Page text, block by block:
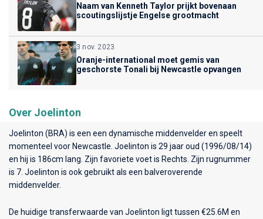
Naam van Kenneth Taylor prijkt bovenaan
scoutingslijstje Engelse grootmacht
3 nov. 2023
Oranje-international moet gemis van
geschorste Tonali bij Newcastle opvangen
Over Joelinton
Joelinton (BRA) is een een dynamische middenvelder en speelt
momenteel voor Newcastle . Joelinton is 29 jaar oud (1996/08/14)
en hij is 186cm lang. Zijn favoriete voet is Rechts. Zijn rugnummer
is 7. Joelinton is ook gebruikt als een balveroverende
middenvelder.
De huidige transferwaarde van Joelinton ligt tussen €25.6M en